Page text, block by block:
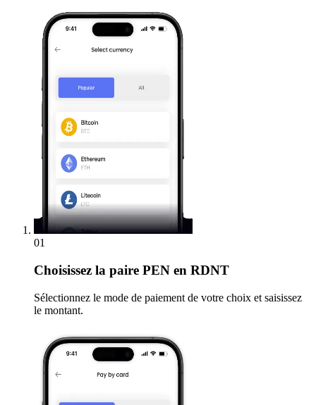
01
Choisissez la paire PEN en RDNT
Sélectionnez le mode de paiement de votre choix et saisissez
le montant.